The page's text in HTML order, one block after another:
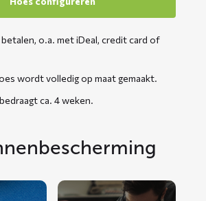
o.a. met iDeal, credit card of
wordt volledig op maat gemaakt.
ca. 4 weken.